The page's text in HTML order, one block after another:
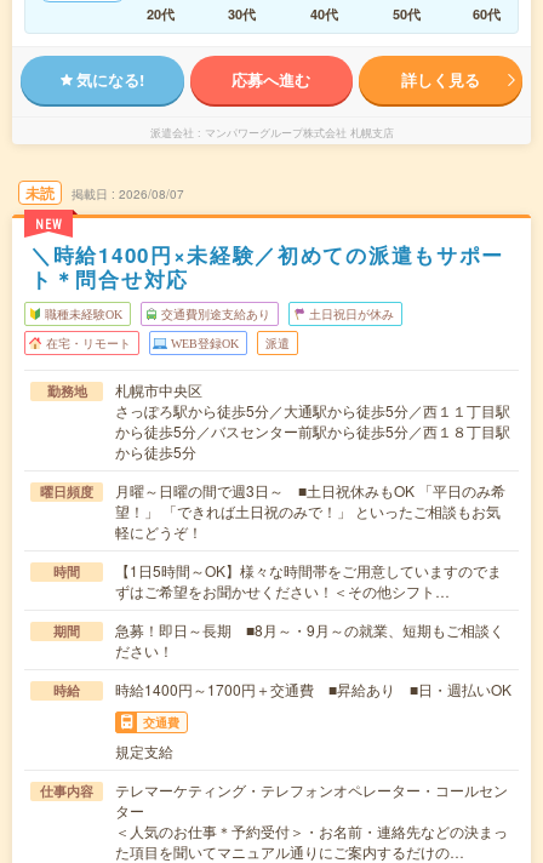
20代
30代 40代 50代 60代
気になる! 応募へ進む 詳しく見る
派遣会社 マンパワーグループ株式会社 札幌支店
未読
NEW
掲載日 2026/08/07
＼時給1400円×未経験／初めての派遣もサポー
ト＊問合せ対応
職種未経験OK 交通費別途支給あり 土日祝日が休み
在宅・リモート WEB登録OK 派遣
勤務地
札幌市中央区
さっぽろ駅から徒歩5分／大通駅から徒歩5分／西１１丁目駅
から徒歩5分／バスセンター前駅から徒歩5分／西１８丁目駅
から徒歩5分
曜日頻度
月曜～日曜の間で週3日～ ■土日祝休みもOK 「平日のみ希
望！」 「できれば土日祝のみで！」 といったご相談もお気
軽にどうぞ！
時間
【1日5時間～OK】様々な時間帯をご用意していますのでま
ずはご希望をお聞かせください！＜その他シフト…
期間
急募！即日～長期 ■8月～・9月～の就業、短期もご相談く
ださい！
時給 時給1400円～1700円＋交通費 ■昇給あり ■日・週払いOK
交通費
規定支給
仕事内容
テレマーケティング・テレフォンオペレーター・コールセン
ター
＜人気のお仕事＊予約受付＞・お名前・連絡先などの決まっ
た項目を聞いてマニュアル通りにご案内するだけの…